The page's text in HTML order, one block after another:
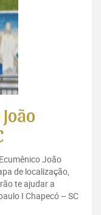
João
de localização,
te ajudar a
I Chapecó – SC